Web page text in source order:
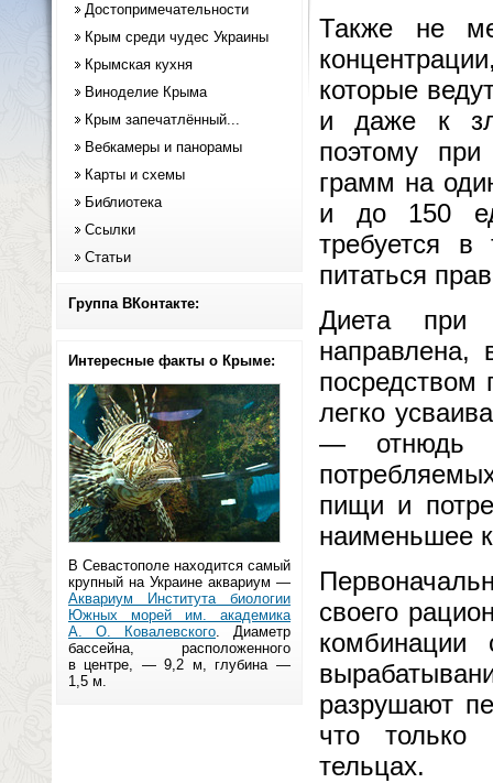
Достопримечательности
Крым среди чудес Украины
Крымская кухня
Виноделие Крыма
Крым запечатлённый...
Вебкамеры и панорамы
Карты и схемы
Библиотека
Ссылки
Статьи
Группа ВКонтакте:
Интересные факты о Крыме:
В Севастополе находится самый
крупный на Украине аквариум —
Аквариум Института биологии
Южных морей им. академика
А. О. Ковалевского. Диаметр
бассейна, расположенного
в центре, — 9,2 м, глубина —
1,5 м.
Также не
которые
и даже к
поэтому
грамм на
и до 150
требуется
питаться
Диета при
направлена,
посредством
легко
— отнюдь
пищи и
наименьшее
своего
комбинации
разрушают
что только
тельцах.